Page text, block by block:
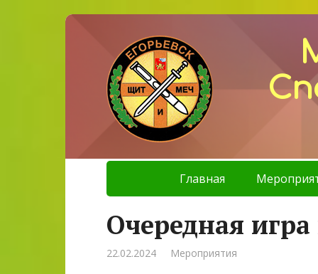
Главная
Очередная
22.02.2024 Мероприятия